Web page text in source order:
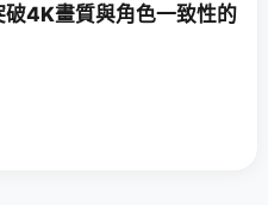
4K畫質與角色一致性的